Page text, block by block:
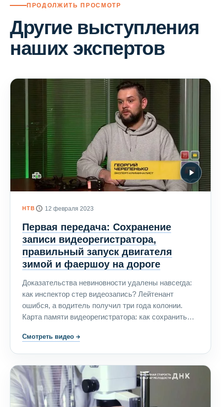
ПРОДОЛЖИТЬ ПРОСМОТР
Другие выступления
наших экспертов
НТВ 12 февраля 2023
Первая передача: Сохранение
записи видеорегистратора,
правильный запуск двигателя
зимой и фаершоу на дороге
Доказательства невиновности удалены навсегда:
как инспектор стер видеозапись? Лейтенант
ошибся, а водитель получил три года колонии.
Карта памяти видеорегистратора: как сохранить
пассажир транзитного грузовика пострадали от
запустить двигатель зимой. Цирк на дороге: клоун,
хищники и фаершоу. Чем закончилась погоня за
неадекватным водителем?
Смотреть видео →